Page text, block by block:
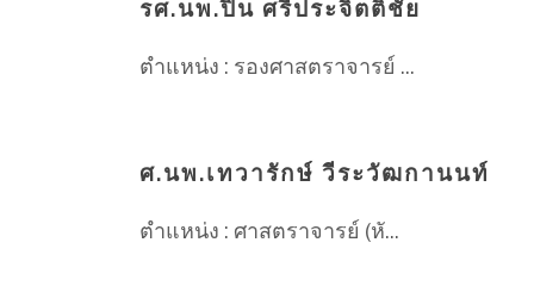
รศ.นพ.ปิ่น ศรีประจิตติชัย
ตำแหน่ง : รองศาสตราจารย์ ...
ศ.นพ.เทวารักษ์ วีระวัฒกานนท์
ตำแหน่ง : ศาสตราจารย์ (หั...